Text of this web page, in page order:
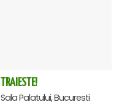
TRAIESTE!
Sala Palatului, Bucuresti